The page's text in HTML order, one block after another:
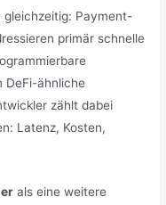
gleichzeitig: Payment-
primär schnelle
DeFi-ähnliche
zählt dabei
Latenz, Kosten,
als eine weitere